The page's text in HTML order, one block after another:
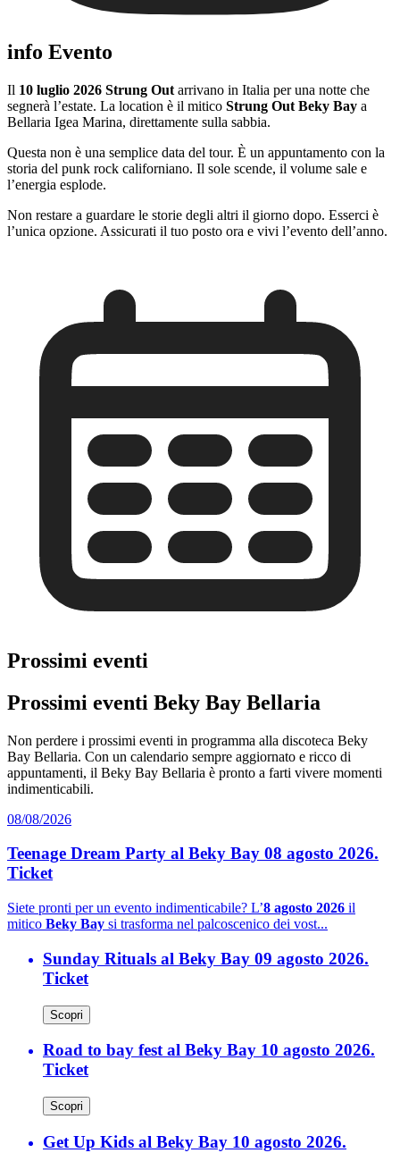
info Evento
Il 10 luglio 2026 Strung Out arrivano in Italia per una notte che
segnerà l’estate. La location è il mitico Strung Out Beky Bay a
Bellaria Igea Marina, direttamente sulla sabbia.
Questa non è una semplice data del tour. È un appuntamento con la
storia del punk rock californiano. Il sole scende, il volume sale e
l’energia esplode.
Non restare a guardare le storie degli altri il giorno dopo. Esserci è
l’unica opzione. Assicurati il tuo posto ora e vivi l’evento dell’anno.
Prossimi eventi
Prossimi eventi Beky Bay Bellaria
Non perdere i prossimi eventi in programma alla discoteca Beky
Bay Bellaria. Con un calendario sempre aggiornato e ricco di
appuntamenti, il Beky Bay Bellaria è pronto a farti vivere momenti
indimenticabili.
08/08/2026
Teenage Dream Party al Beky Bay 08 agosto 2026.
Ticket
Siete pronti per un evento indimenticabile? L’8 agosto 2026 il
mitico Beky Bay si trasforma nel palcoscenico dei vost...
Sunday Rituals al Beky Bay 09 agosto 2026.
Ticket
Scopri
Road to bay fest al Beky Bay 10 agosto 2026.
Ticket
Scopri
Get Up Kids al Beky Bay 10 agosto 2026.